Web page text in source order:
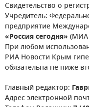
Свидетельство о
Учредитель:
предприятие
«Россия сегодня» (МИА
При любом
РИА Новости Крым
обязательна не ниже
Главный редактор:
Адрес электронной